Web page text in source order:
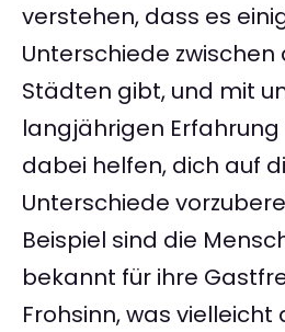
verstehen, dass es
Unterschiede
Städten gibt, und mit
langjährigen
dabei helfen, dich auf
Unterschiede
Beispiel sind die
bekannt für ihre
Frohsinn, was vielleicht